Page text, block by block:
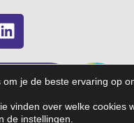
je de beste ervaring op
vinden over welke cookies
de instellingen